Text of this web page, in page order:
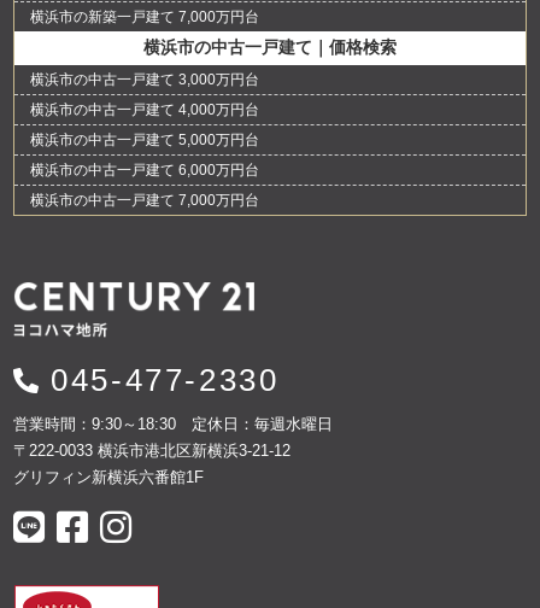
横浜市の新築一戸建て 7,000万円台
横浜市の中古一戸建て｜価格検索
横浜市の中古一戸建て 3,000万円台
横浜市の中古一戸建て 4,000万円台
横浜市の中古一戸建て 5,000万円台
横浜市の中古一戸建て 6,000万円台
横浜市の中古一戸建て 7,000万円台
045-477-2330
営業時間：9:30～18:30 定休日：毎週水曜日
〒222-0033 横浜市港北区新横浜3-21-12
グリフィン新横浜六番館1F